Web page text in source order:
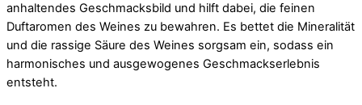
anhaltendes Geschmacksbild und hilft dabei, die feinen
Duftaromen des Weines zu bewahren. Es bettet die Mineralität
und die rassige Säure des Weines sorgsam ein, sodass ein
harmonisches und ausgewogenes Geschmackserlebnis
entsteht.